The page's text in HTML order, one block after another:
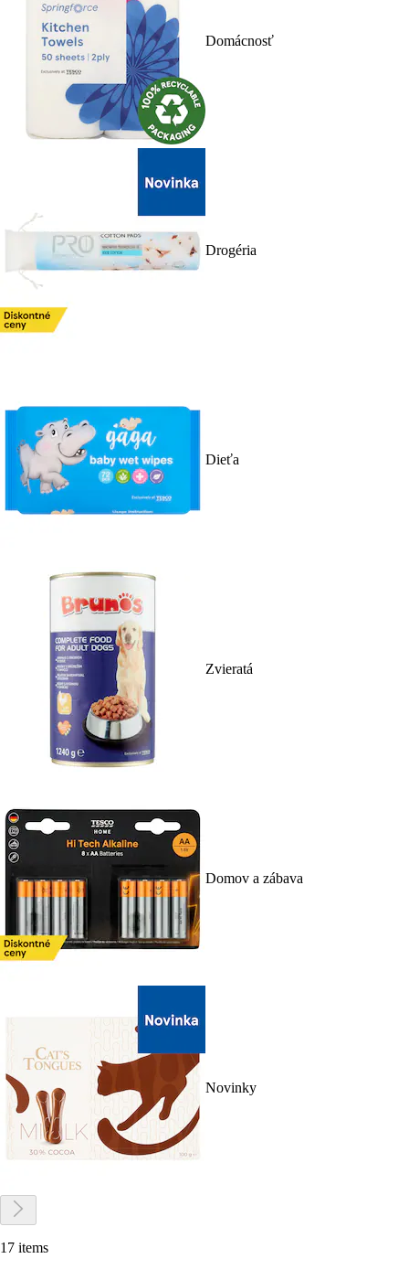
Domácnosť
Drogéria
Dieťa
Zvieratá
Domov a zábava
Novinky
17 items